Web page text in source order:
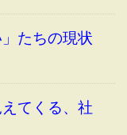
たちの現状
てくる、社